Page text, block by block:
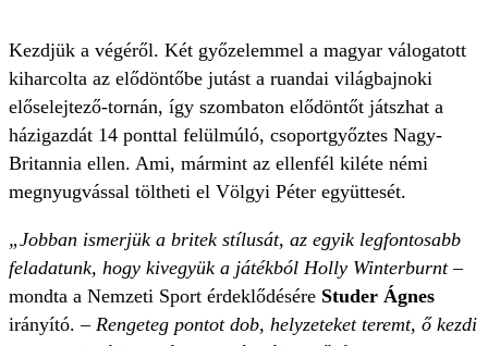
Kezdjük a végéről. Két győzelemmel a magyar válogatott
kiharcolta az elődöntőbe jutást a ruandai világbajnoki
előselejtező-tornán, így szombaton elődöntőt játszhat a
házigazdát 14 ponttal felülmúló, csoportgyőztes Nagy-
Britannia ellen. Ami, mármint az ellenfél kiléte némi
megnyugvással töltheti el Völgyi Péter együttesét.
„Jobban ismerjük a britek stílusát, az egyik legfontosabb
feladatunk, hogy kivegyük a játékból Holly Winterburnt–
mondta a Nemzeti Sport érdeklődésére Studer Ágnes
irányító. –Rengeteg pontot dob, helyzeteket teremt, ő kezdi